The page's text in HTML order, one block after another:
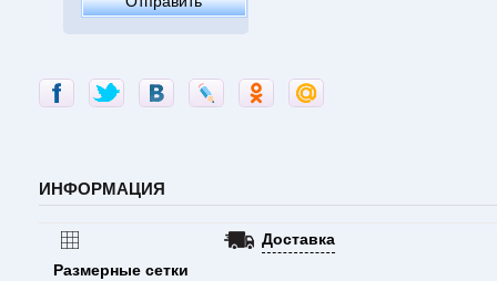
ИНФОРМАЦИЯ
Размерные сетки
Доставка